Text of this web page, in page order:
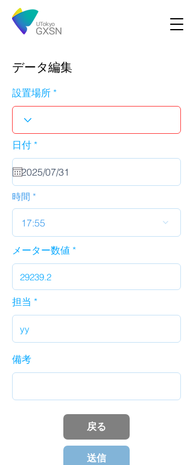
データ編集
設置場所
日付 *r
u
i
d
時間
17:55
メーター数値
担当
備考
戻る
送信